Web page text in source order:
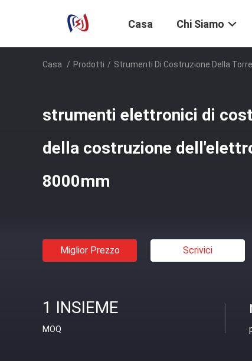
Casa Chi Siamo
Casa / Prodotti / Strumenti Di Costruzione Della Torre
strumenti elettronici di
della costruzione
8000mm
Miglior Prezzo Scrivici
1 INSIEME
MOQ